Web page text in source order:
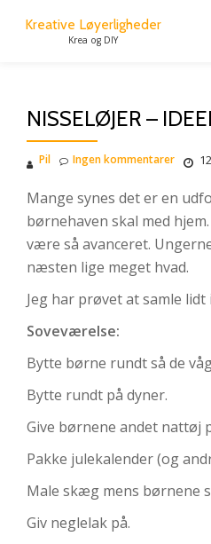
Kreative Løyerligheder
Krea og DIY
NISSELØJER –
Pil Ingen kommentarer
Mange synes det er en
børnehaven skal med
være så avanceret.
næsten lige meget hvad.
Jeg har prøvet at samle lidt
Soveværelse:
Bytte børne rundt så de
Bytte rundt på dyner.
Give børnene andet nattøj
Pakke julekalender (og
Male skæg mens børnene
Giv neglelak på.